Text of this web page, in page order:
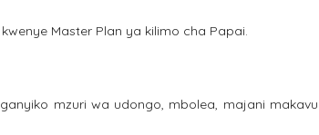
Master Plan ya kilimo cha Papai.
mzuri wa udongo, mbolea, majani makavu